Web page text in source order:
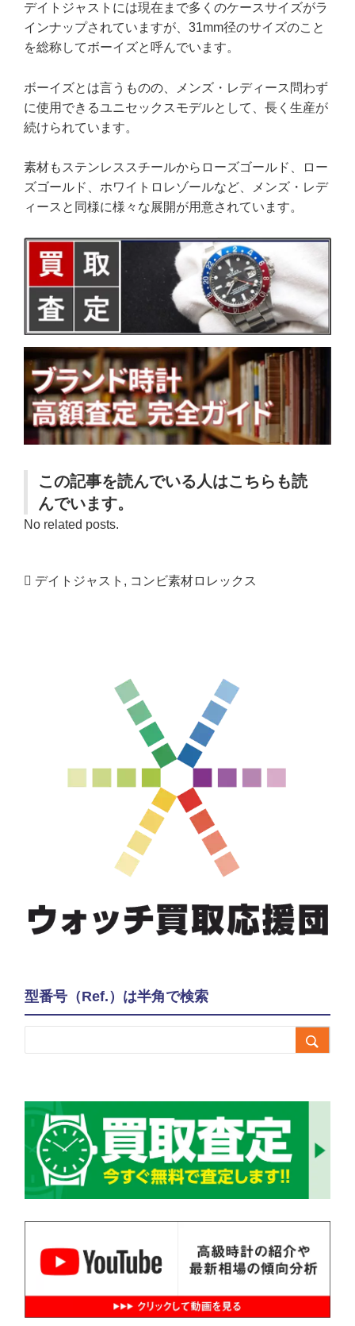
デイトジャストには現在まで多くのケースサイズがラ
インナップされていますが、31mm径のサイズのこと
を総称してボーイズと呼んでいます。
ボーイズとは言うものの、メンズ・レディース問わず
に使用できるユニセックスモデルとして、長く生産が
続けられています。
素材もステンレススチールからローズゴールド、ロー
ズゴールド、ホワイトロレゾールなど、メンズ・レデ
ィースと同様に様々な展開が用意されています。
この記事を読んでいる人はこちらも読
んでいます。
No related posts.
デイトジャスト , コンビ素材ロレックス
型番号（Ref.）は半角で検索
